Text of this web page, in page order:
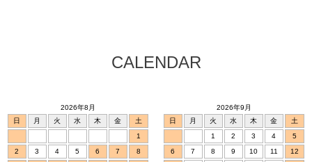
CALENDAR
2026年8月
日
月 火 水 木 金
土
1
2
3 4 5 6 7
8
2026年9月
日
月 火 水 木 金
土
1
2 3 4
5
6
7 8 9 10 11
12